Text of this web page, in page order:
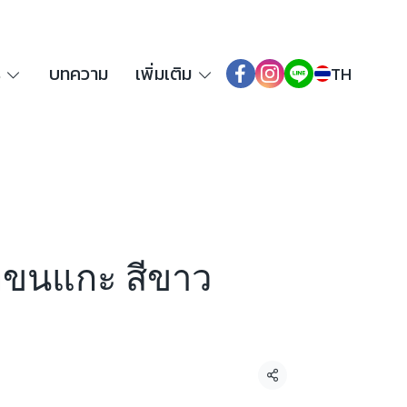
บทความ เพิ่มเติม TH
นแกะ สีขาว
แชร์